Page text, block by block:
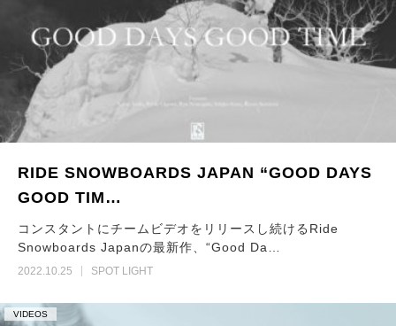
RIDE SNOWBOARDS JAPAN “GOOD DAYS
GOOD TIM…
コンスタントにチームビデオをリリースし続けるRide
Snowboards Japanの最新作、“Good Da…
2022.10.25 SPOT LIGHT
VIDEOS